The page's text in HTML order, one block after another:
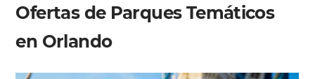
Ofertas de Parques Temáticos
en Orlando